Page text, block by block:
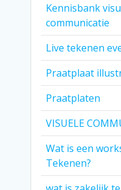
Kennisbank
communicatie
Live tekenen
Praatplaat
Praatplaten
VISUELE
Wat is een
Tekenen?